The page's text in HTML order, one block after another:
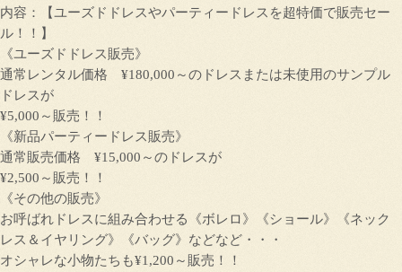
内容：【ユーズドドレスやパーティードレスを超特価で販売セー
ル！！】
《ユーズドドレス販売》
通常レンタル価格 ¥180,000～のドレスまたは未使用のサンプル
ドレスが
¥5,000～販売！！
《新品パーティードレス販売》
通常販売価格 ¥15,000～のドレスが
¥2,500～販売！！
《その他の販売》
お呼ばれドレスに組み合わせる《ボレロ》《ショール》《ネック
レス＆イヤリング》《バッグ》などなど・・・
オシャレな小物たちも¥1,200～販売！！